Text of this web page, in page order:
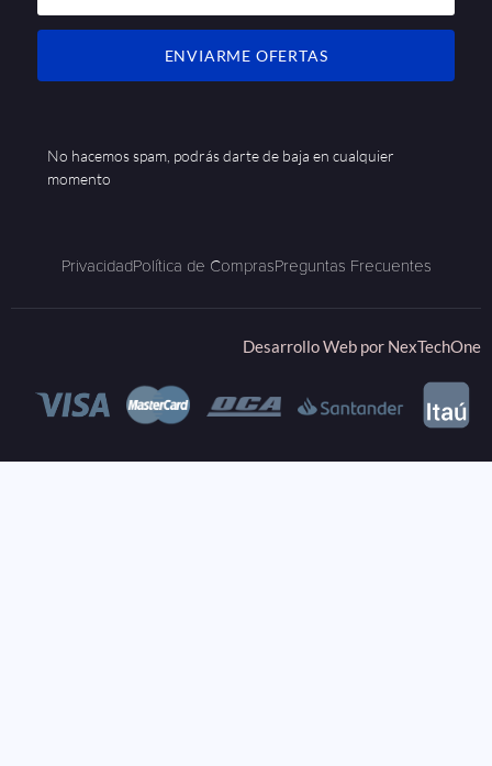
ENVIARME OFERTAS
No hacemos spam, podrás darte de baja en cualquier
momento
PrivacidadPolítica de ComprasPreguntas Frecuentes
Desarrollo Web por NexTechOne